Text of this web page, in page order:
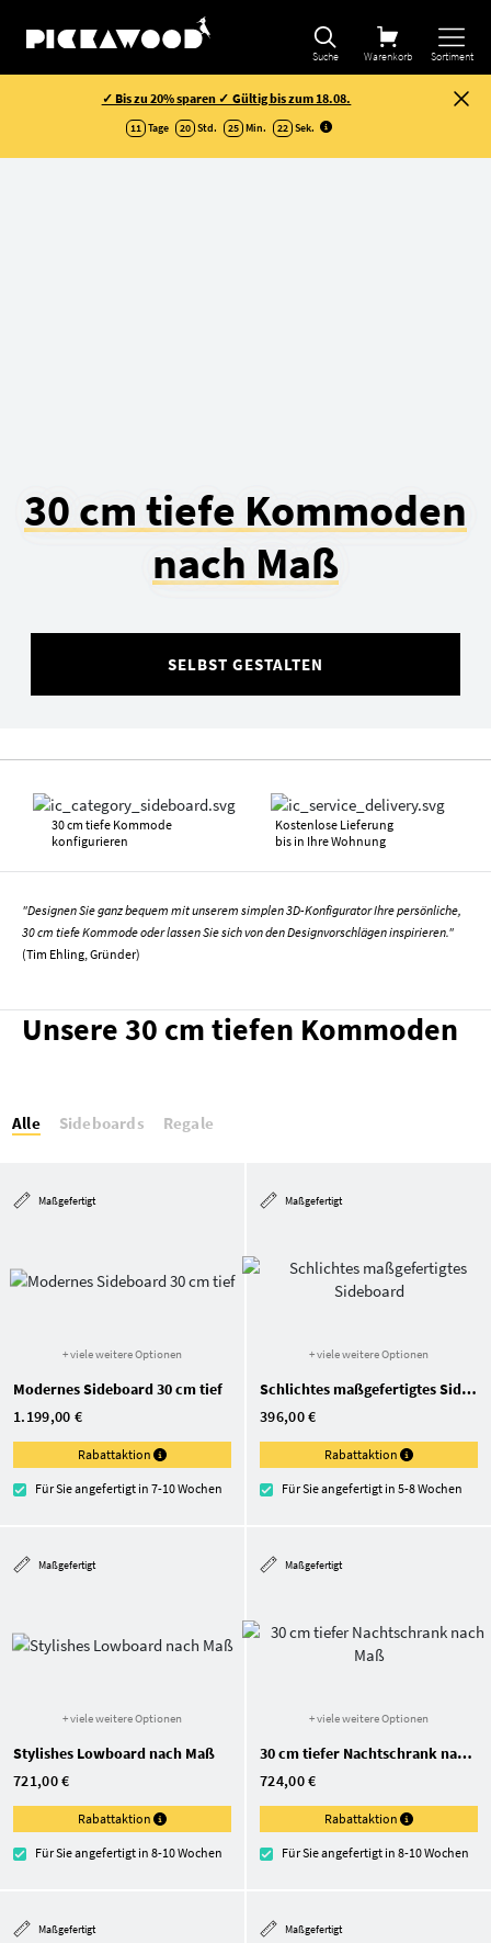
Suche Warenkorb Sortiment
✓ Bis zu 20% sparen ✓ Gültig bis zum 18.08.
11 Tage 20 Std. 25 Min. 22 Sek.
30 cm tiefe Kommoden
nach Maß
SELBST GESTALTEN
30 cm tiefe Kommode
konfigurieren
Kostenlose Lieferung
bis in Ihre Wohnung
"Designen Sie ganz bequem mit unserem simplen 3D-Konfigurator Ihre persönliche,
30 cm tiefe Kommode oder lassen Sie sich von den Designvorschlägen inspirieren."
(Tim Ehling, Gründer)
Unsere 30 cm tiefen Kommoden
Alle Sideboards Regale
Maßgefertigt
+ viele weitere Optionen
Modernes Sideboard 30 cm tief
1.199,00 €
Rabattaktion
Für Sie angefertigt in 7-10 Wochen
Maßgefertigt
+ viele weitere Optionen
Schlichtes maßgefertigtes Sideboard
396,00 €
Rabattaktion
Für Sie angefertigt in 5-8 Wochen
Maßgefertigt
+ viele weitere Optionen
Stylishes Lowboard nach Maß
721,00 €
Rabattaktion
Für Sie angefertigt in 8-10 Wochen
Maßgefertigt
+ viele weitere Optionen
30 cm tiefer Nachtschrank nach Maß
724,00 €
Rabattaktion
Für Sie angefertigt in 8-10 Wochen
Maßgefertigt Maßgefertigt